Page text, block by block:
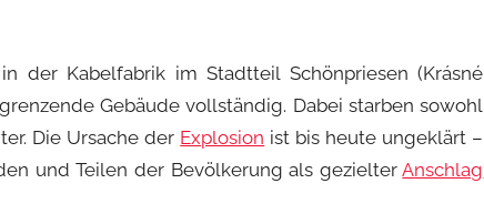
der Kabelfabrik im Stadtteil Schönpriesen (Krásné
Gebäude vollständig. Dabei starben sowohl
Die Ursache der Explosion ist bis heute ungeklärt –
und Teilen der Bevölkerung als gezielterAnschlag